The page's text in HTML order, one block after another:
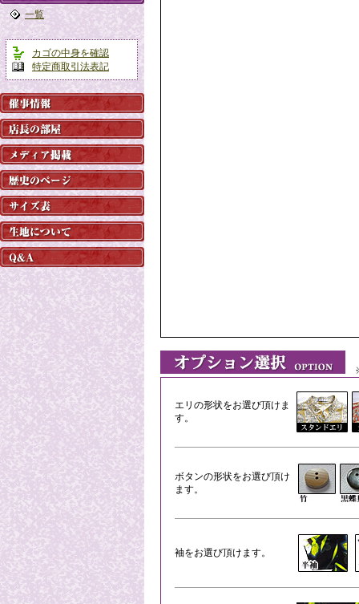
一覧
カゴの中身を確認
特定商取引法表記
※
エリの形状をお選び頂けま
す。
ボタンの形状をお選び頂け
ます。
袖をお選び頂けます。